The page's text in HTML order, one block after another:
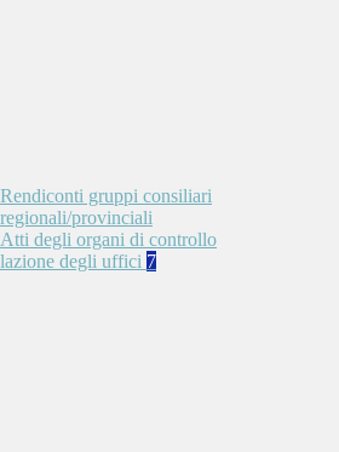
Rendiconti gruppi consiliari
regionali/provinciali
Atti degli organi di controllo
degli uffici 7